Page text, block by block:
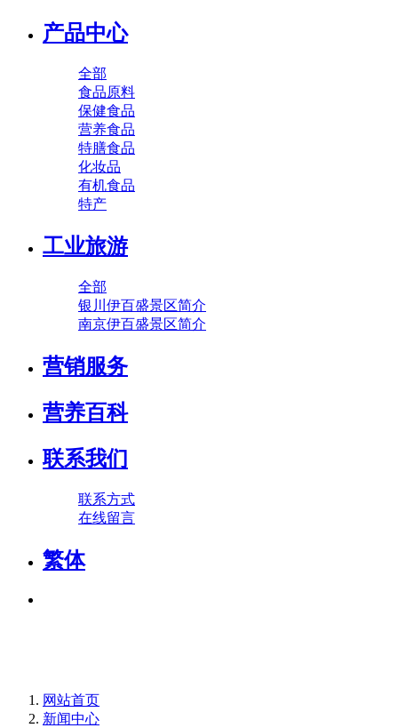
产品中心
全部
食品原料
保健食品
营养食品
特膳食品
化妆品
有机食品
特产
工业旅游
全部
银川伊百盛景区简介
南京伊百盛景区简介
营销服务
营养百科
联系我们
联系方式
在线留言
繁体
网站首页
新闻中心